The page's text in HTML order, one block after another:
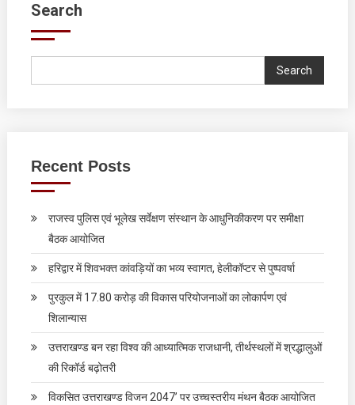
Search
Search
Recent Posts
राजस्व पुलिस एवं भूलेख सर्वेक्षण संस्थान के आधुनिकीकरण पर समीक्षा
बैठक आयोजित
हरिद्वार में शिवभक्त कांवड़ियों का भव्य स्वागत, हेलीकॉप्टर से पुष्पवर्षा
पुरकुल में 17.80 करोड़ की विकास परियोजनाओं का लोकार्पण एवं
शिलान्यास
उत्तराखण्ड बन रहा विश्व की आध्यात्मिक राजधानी, तीर्थस्थलों में श्रद्धालुओं
की रिकॉर्ड बढ़ोतरी
विकसित उत्तराखण्ड विजन 2047’ पर उच्चस्तरीय मंथन बैठक आयोजित